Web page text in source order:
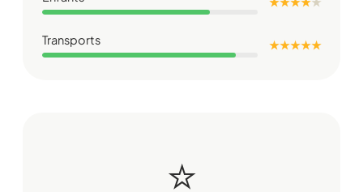
Transports ★ ★ ★ ★ ★
⭐